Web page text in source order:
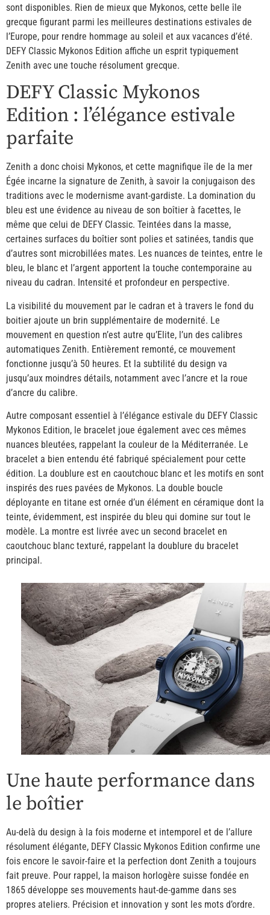
sont disponibles. Rien de mieux que Mykonos, cette belle île
grecque figurant parmi les meilleures destinations estivales de
l’Europe, pour rendre hommage au soleil et aux vacances d’été.
DEFY Classic Mykonos Edition affiche un esprit typiquement
Zenith avec une touche résolument grecque.
DEFY Classic Mykonos
Edition : l’élégance estivale
parfaite
Zenith a donc choisi Mykonos, et cette magnifique île de la mer
Égée incarne la signature de Zenith, à savoir la conjugaison des
traditions avec le modernisme avant-gardiste. La domination du
bleu est une évidence au niveau de son boîtier à facettes, le
même que celui de DEFY Classic. Teintées dans la masse,
certaines surfaces du boîtier sont polies et satinées, tandis que
d’autres sont microbillées mates. Les nuances de teintes, entre le
bleu, le blanc et l’argent apportent la touche contemporaine au
niveau du cadran. Intensité et profondeur en perspective.
La visibilité du mouvement par le cadran et à travers le fond du
boitier ajoute un brin supplémentaire de modernité. Le
mouvement en question n’est autre qu’Elite, l’un des calibres
automatiques Zenith. Entièrement remonté, ce mouvement
fonctionne jusqu’à 50 heures. Et la subtilité du design va
jusqu’aux moindres détails, notamment avec l’ancre et la roue
d’ancre du calibre.
Autre composant essentiel à l’élégance estivale du DEFY Classic
Mykonos Edition, le bracelet joue également avec ces mêmes
nuances bleutées, rappelant la couleur de la Méditerranée. Le
bracelet a bien entendu été fabriqué spécialement pour cette
édition. La doublure est en caoutchouc blanc et les motifs en sont
inspirés des rues pavées de Mykonos. La double boucle
déployante en titane est ornée d’un élément en céramique dont la
teinte, évidemment, est inspirée du bleu qui domine sur tout le
modèle. La montre est livrée avec un second bracelet en
caoutchouc blanc texturé, rappelant la doublure du bracelet
principal.
Une haute performance dans
le boîtier
Au-delà du design à la fois moderne et intemporel et de l’allure
résolument élégante, DEFY Classic Mykonos Edition confirme une
fois encore le savoir-faire et la perfection dont Zenith a toujours
fait preuve. Pour rappel, la maison horlogère suisse fondée en
1865 développe ses mouvements haut-de-gamme dans ses
propres ateliers. Précision et innovation y sont les mots d’ordre.